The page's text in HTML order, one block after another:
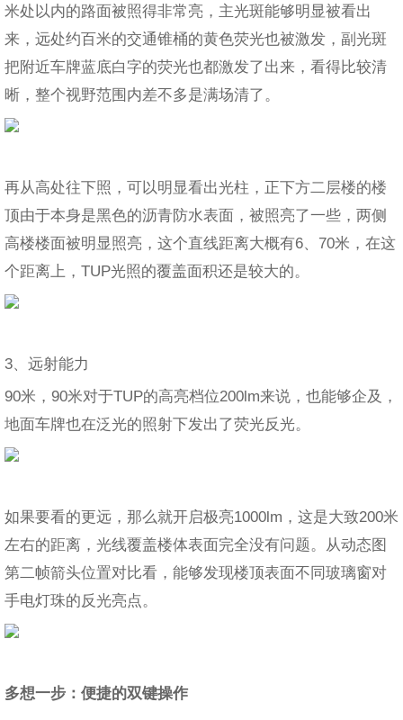
米处以内的路面被照得非常亮，主光斑能够明显被看出
来，远处约百米的交通锥桶的黄色荧光也被激发，副光斑
把附近车牌蓝底白字的荧光也都激发了出来，看得比较清
晰，整个视野范围内差不多是满场清了。
再从高处往下照，可以明显看出光柱，正下方二层楼的楼
顶由于本身是黑色的沥青防水表面，被照亮了一些，两侧
高楼楼面被明显照亮，这个直线距离大概有6、70米，在这
个距离上，TUP光照的覆盖面积还是较大的。
3、远射能力
90米，90米对于TUP的高亮档位200lm来说，也能够企及，
地面车牌也在泛光的照射下发出了荧光反光。
如果要看的更远，那么就开启极亮1000lm，这是大致200米
左右的距离，光线覆盖楼体表面完全没有问题。从动态图
第二帧箭头位置对比看，能够发现楼顶表面不同玻璃窗对
手电灯珠的反光亮点。
多想一步：便捷的双键操作